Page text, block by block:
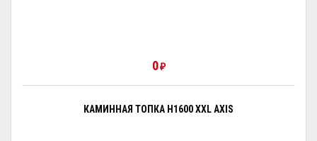
0 ₽
КАМИННАЯ ТОПКА H1600 XXL AXIS